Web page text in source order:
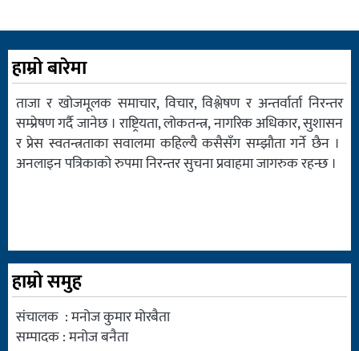
हाम्रो बारेमा
ताजा र खोजमूलक समाचार, विचार, विश्लेषण र अन्तर्वार्ता निरन्तर
सम्प्रेषण गर्दै जानेछ । राष्ट्रियता, लोकतन्त्र, नागरिक अधिकार, सुशासन
र प्रेस स्वतन्त्रताका सवालमा कहिल्यै कसैसँग सम्झौता गर्ने छैन ।
अनलाइन पत्रिकाको रुपमा निरन्तर सुचना प्रवाहमा जागरुक रहन्छ ।
हाम्रो समुह
संचालक : मनोज कुमार मोरबैता
सम्पादक : मनोज बनैता